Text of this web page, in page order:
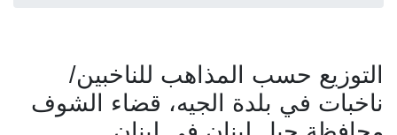
التوزيع حسب المذاهب للناخبين/
ناخبات في بلدة الجيه، قضاء الشوف